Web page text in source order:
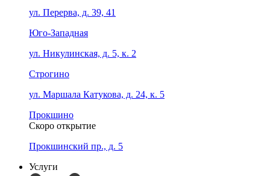
ул. Перерва, д. 39, 41
Юго-Западная
ул. Никулинская, д. 5, к. 2
Строгино
ул. Маршала Катукова, д. 24, к. 5
Прокшино
Скоро открытие
Прокшинский пр., д. 5
Услуги